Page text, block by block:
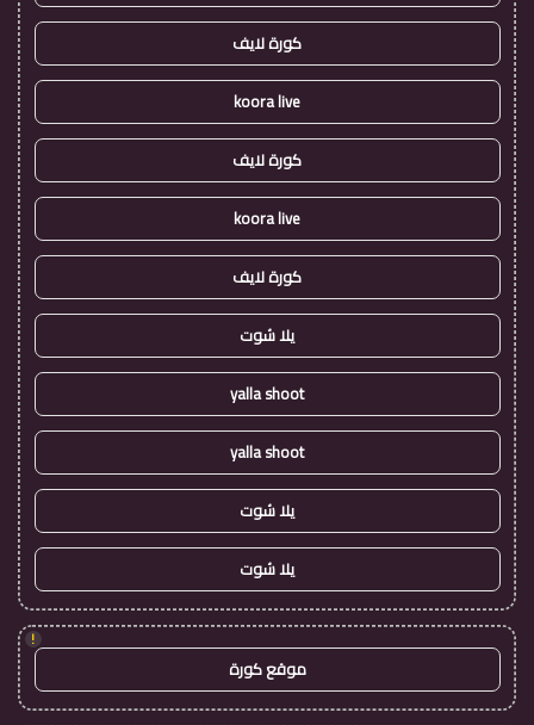
كورة لايف
koora live
كورة لايف
koora live
كورة لايف
يلا شوت
yalla shoot
yalla shoot
يلا شوت
يلا شوت
!
موقع كورة